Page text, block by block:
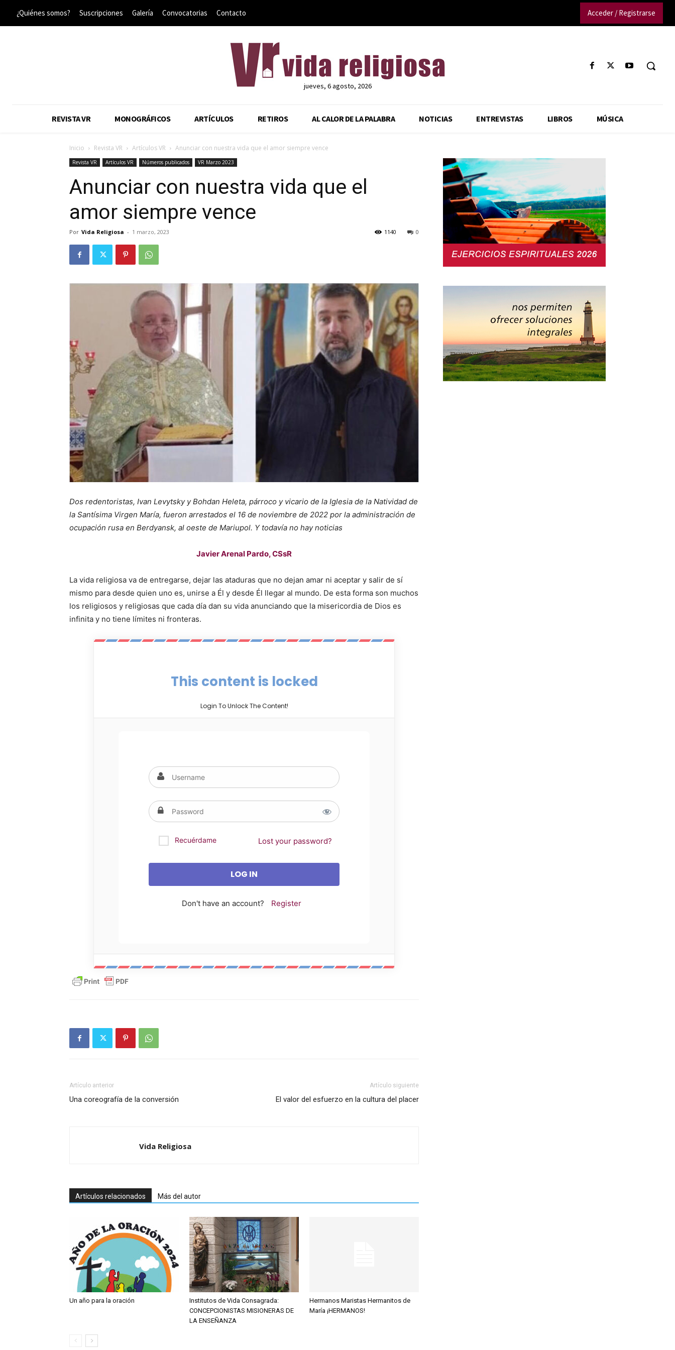
¿Quiénes somos? Suscripciones Galería Convocatorias Contacto Acceder / Registrarse
jueves, 6 agosto, 2026
REVISTA VR MONOGRÁFICOS ARTÍCULOS RETIROS AL CALOR DE LA PALABRA NOTICIAS ENTREVISTAS LIBROS MÚSICA
Inicio Revista VR Artículos VR Anunciar con nuestra vida que el amor siempre vence
Revista VR Artículos VR Números publicados VR Marzo 2023
Anunciar con nuestra vida que el
amor siempre vence
Por Vida Religiosa - 1 marzo, 2023 0
1140
Dos redentoristas, Ivan Levytsky y Bohdan Heleta, párroco y vicario de la Iglesia de la Natividad de
la Santísima Virgen María, fueron arrestados el 16 de noviembre de 2022 por la administración de
ocupación rusa en Berdyansk, al oeste de Mariupol. Y todavía no hay noticias
Javier Arenal Pardo, CSsR
La vida religiosa va de entregarse, dejar las ataduras que no dejan amar ni aceptar y salir de sí
mismo para desde quien uno es, unirse a Él y desde Él llegar al mundo. De esta forma son muchos
los religiosos y religiosas que cada día dan su vida anunciando que la misericordia de Dios es
infinita y no tiene límites ni fronteras.
This content is locked
Login To Unlock The Content!
Recuérdame Lost your password?
Don't have an account? Register
Artículo anterior
Una coreografía de la conversión
Artículo siguiente
El valor del esfuerzo en la cultura del placer
Vida Religiosa
Artículos relacionados Más del autor
Un año para la oración
Institutos de Vida Consagrada:
CONCEPCIONISTAS MISIONERAS DE
LA ENSEÑANZA
Hermanos Maristas Hermanitos de
María ¡HERMANOS!